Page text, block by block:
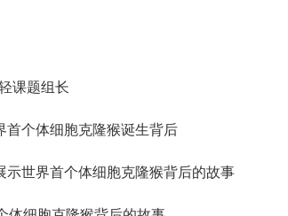
课题组长
首个体细胞克隆猴诞生背后
世界首个体细胞克隆猴背后的故事